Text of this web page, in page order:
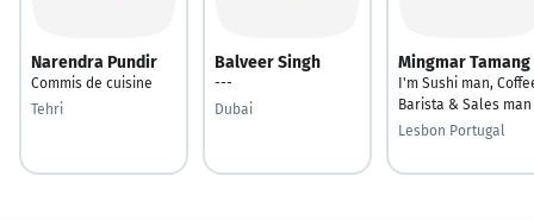
Narendra Pundir
Commis de cuisine
Tehri
Balveer Singh
---
Dubai
Mingmar Tamang
I'm Sushi man,
Barista & Sales man
Lesbon Portugal